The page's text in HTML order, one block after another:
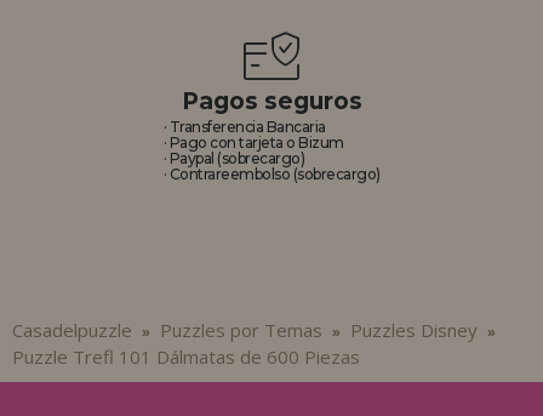
Pagos seguros
· Transferencia Bancaria
· Pago con tarjeta o Bizum
· Paypal (sobrecargo)
· Contrareembolso (sobrecargo)
Casadelpuzzle » Puzzles por Temas » Puzzles Disney »
Puzzle Trefl 101 Dálmatas de 600 Piezas